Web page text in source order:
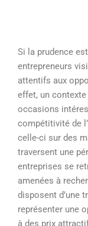
Si la prudence
entrepreneurs
attentifs aux
effet, un
occasions
compétitivité de
celle-ci sur des
traversent une
entreprises se
amenées à
disposent d’une
représenter une
à des prix